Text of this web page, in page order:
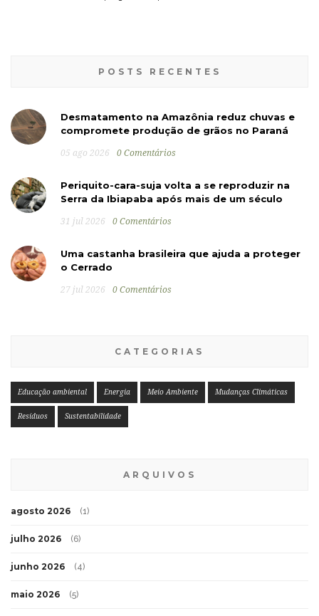
POSTS RECENTES
Desmatamento na Amazônia reduz chuvas e
compromete produção de grãos no Paraná
05 ago 2026 0 Comentários
Periquito-cara-suja volta a se reproduzir na
Serra da Ibiapaba após mais de um século
31 jul 2026 0 Comentários
Uma castanha brasileira que ajuda a proteger
o Cerrado
27 jul 2026 0 Comentários
CATEGORIAS
Educação ambiental Energia Meio Ambiente Mudanças Climáticas
Resíduos Sustentabilidade
ARQUIVOS
agosto 2026 (1)
julho 2026 (6)
junho 2026 (4)
maio 2026 (5)